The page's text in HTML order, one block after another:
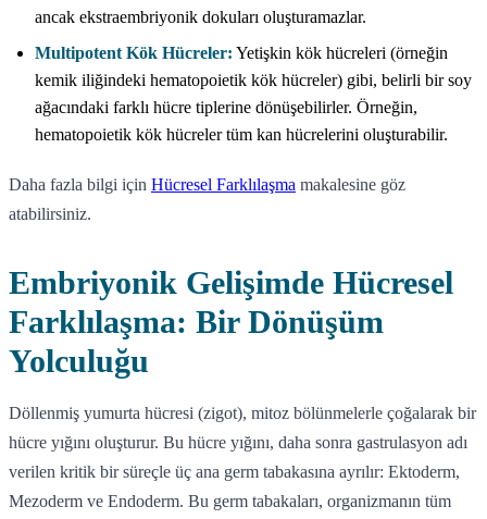
ancak ekstraembriyonik dokuları oluşturamazlar.
Multipotent Kök Hücreler: Yetişkin kök hücreleri (örneğin
kemik iliğindeki hematopoietik kök hücreler) gibi, belirli bir soy
ağacındaki farklı hücre tiplerine dönüşebilirler. Örneğin,
hematopoietik kök hücreler tüm kan hücrelerini oluşturabilir.
Daha fazla bilgi için Hücresel Farklılaşma makalesine göz
atabilirsiniz.
Embriyonik Gelişimde Hücresel
Farklılaşma: Bir Dönüşüm
Yolculuğu
Döllenmiş yumurta hücresi (zigot), mitoz bölünmelerle çoğalarak bir
hücre yığını oluşturur. Bu hücre yığını, daha sonra gastrulasyon adı
verilen kritik bir süreçle üç ana germ tabakasına ayrılır: Ektoderm,
Mezoderm ve Endoderm. Bu germ tabakaları, organizmanın tüm